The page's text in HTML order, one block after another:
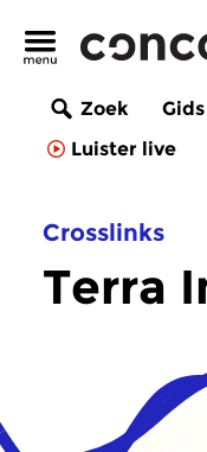
Zoek Gids
Luister live
Crosslinks
Terra